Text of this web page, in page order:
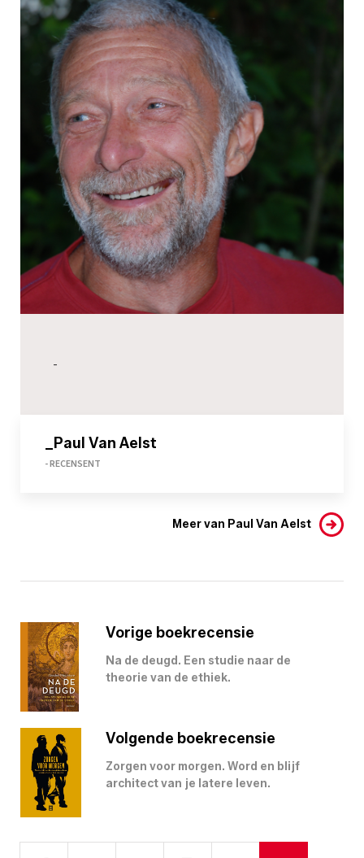
-
_Paul Van Aelst
- RECENSENT
Meer van Paul Van Aelst
Vorige boekrecensie
Na de deugd. Een studie naar de
theorie van de ethiek.
Volgende boekrecensie
Zorgen voor morgen. Word en blijf
architect van je latere leven.